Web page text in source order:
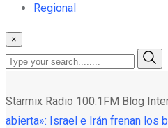
Regional
×
Starmix Radio 100.1FM Blog
abierta»: Israel e Irán frenan los